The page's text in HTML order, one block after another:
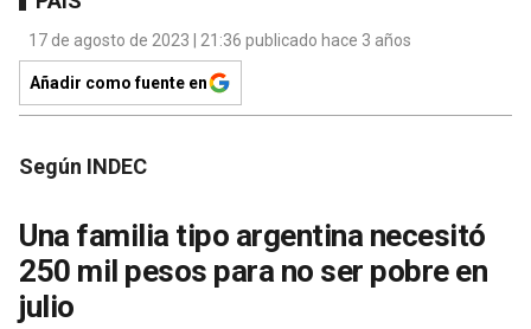
17 de agosto de 2023 | 21:36 publicado hace 3 años
Añadir como fuente en
Según INDEC
Una familia tipo argentina necesitó
250 mil pesos para no ser pobre en
julio